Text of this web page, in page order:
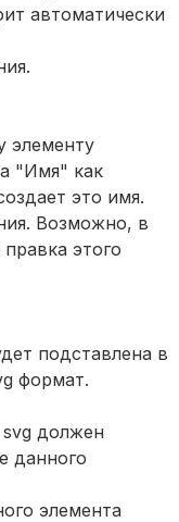
автоматически
элементу
"Имя" как
это имя.
Возможно, в
этого
подставлена в
формат.
должен
данного
элемента